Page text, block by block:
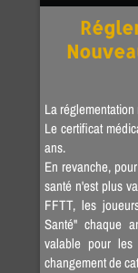
La
Le certificat
ans.
En revanche,
santé n'est plus
FFTT, les
Santé" chaque
valable pour
changement de